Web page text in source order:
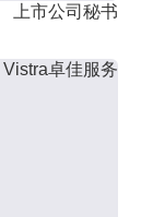
上市公司秘书
Vistra卓佳服务